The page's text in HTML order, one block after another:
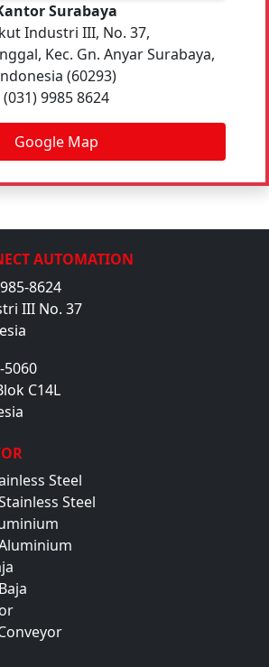
Surabaya
Industri III, No. 37,
Kec. Gn. Anyar Surabaya,
(60293)
(031) 9985 8624
Google Map
AUTOMATION
8624
III No. 37
5060
C14L
Steel
Steel